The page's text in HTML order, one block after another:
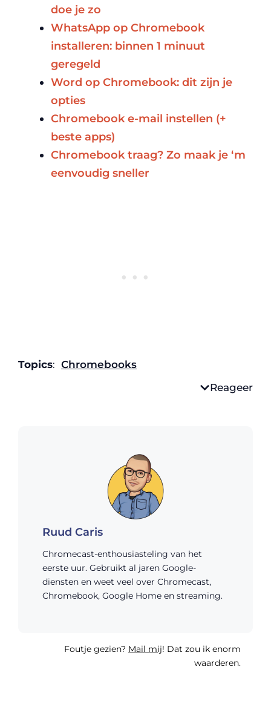
doe je zo
WhatsApp op Chromebook
installeren: binnen 1 minuut
geregeld
Word op Chromebook: dit zijn je
opties
Chromebook e-mail instellen (+
beste apps)
Chromebook traag? Zo maak je ‘m
eenvoudig sneller
Topics: Chromebooks
Reageer
Ruud Caris
Chromecast-enthousiasteling van het
eerste uur. Gebruikt al jaren Google-
diensten en weet veel over Chromecast,
Chromebook, Google Home en streaming.
Foutje gezien? Mail mij! Dat zou ik enorm
waarderen.